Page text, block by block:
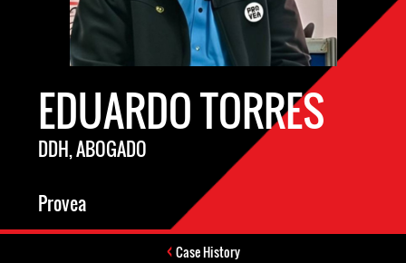
EDUARDO TORRES
DDH, ABOGADO
Provea
Case History